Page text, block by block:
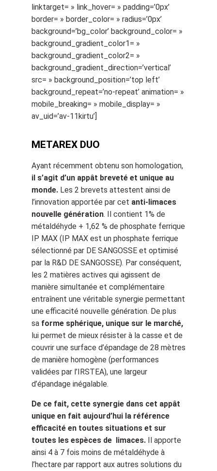
linktarget= » link_hover= » padding=’0px’
border= » border_color= » radius=’0px’
background=’bg_color’ background_color= »
background_gradient_color1= »
background_gradient_color2= »
background_gradient_direction=’vertical’
src= » background_position=’top left’
background_repeat=’no-repeat’ animation= »
mobile_breaking= » mobile_display= »
av_uid=’av-11kirtu’]
METAREX DUO
Ayant récemment obtenu son homologation,
il s’agit d’un appât breveté et unique au
monde.Les 2 brevets attestent ainsi de
l’innovation apportée par cet anti-limaces
nouvelle génération. Il contient 1% de
métaldéhyde + 1,62 % de phosphate ferrique
IP MAX (IP MAX est un phosphate ferrique
sélectionné par DE SANGOSSE et optimisé
par la R&D DE SANGOSSE). Par conséquent,
les 2 matières actives qui agissent de
manière simultanée et complémentaire
entraînent une véritable synergie permettant
une efficacité nouvelle génération. De plus
sa forme sphérique, unique sur le marché,
lui permet de mieux résister à la casse et de
couvrir une surface d’épandage de 28 mètres
de manière homogène (performances
validées par l’IRSTEA), une largeur
d’épandage inégalable.
De ce fait, cette synergie dans cet appât
unique en fait aujourd’hui la référence
efficacité en toutes situations et sur
toutes les espèces de limaces.Il apporte
ainsi 4 à 7 fois moins de métaldéhyde à
l’hectare par rapport aux autres solutions du